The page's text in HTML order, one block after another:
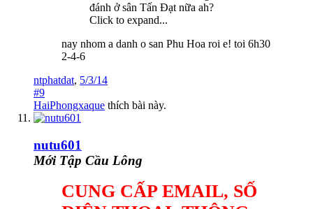
đánh ở sân Tấn Đạt nữa ah?
Click to expand...
nay nhom a danh o san Phu Hoa roi e! toi 6h30
2-4-6
ntphatdat, 5/3/14
#9
HaiPhongxaque thích bài này.
nutu601
Mới Tập Cầu Lông
CUNG CẤP EMAIL, SỐ